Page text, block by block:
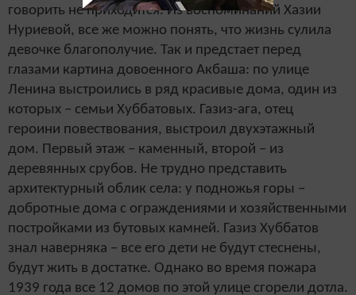
говорить не приходится. Из воспоминаний Хазии
Нуриевой, все же можно понять, что жизнь сулила
девочке благополучие. Так и предстает перед
глазами картина довоенного Акбаша: по улице
Ленина выстроились в ряд красивые дома, один из
которых – семьи Хуббатовых. Газиз-ага, отец
героини повествования, выстроил двухэтажный
дом. Первый этаж – каменный, второй – из
деревянных срубов. Не трудно представить
архитектурный облик села: у подножья горы –
добротные дома с ограждениями и хозяйственными
постройками из бутовых камней. Газиз Хуббатов
знал наверняка – все его дети не будут стеснены,
будут жить в достатке. Однако во время пожара
1939 года все 12 домов по этой улице сгорели дотла.